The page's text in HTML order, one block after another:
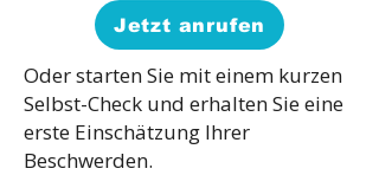
Jetzt anrufen
Oder starten Sie mit einem kurzen
Selbst-Check und erhalten Sie eine
erste Einschätzung Ihrer
Beschwerden.